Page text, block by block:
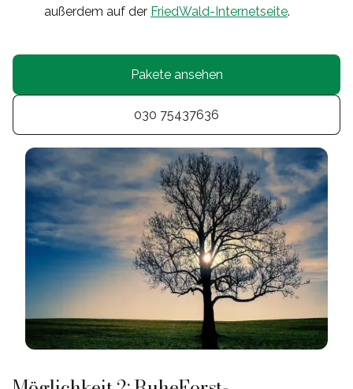
außerdem auf der FriedWald-Internetseite.
Pakete ansehen
030 75437636